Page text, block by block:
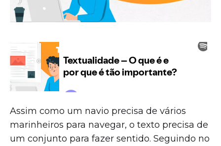
Assim como um navio precisa de vários
marinheiros para navegar, o texto precisa de
um conjunto para fazer sentido. Seguindo no